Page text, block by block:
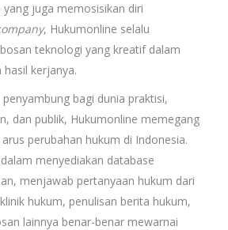
yang juga memosisikan diri
, Hukumonline selalu
teknologi yang kreatif dalam
kerjanya.
bagi dunia praktisi,
dan publik, Hukumonline memegang
perubahan hukum di Indonesia.
menyediakan database
menjawab pertanyaan hukum dari
hukum, penulisan berita hukum,
lainnya benar-benar mewarnai